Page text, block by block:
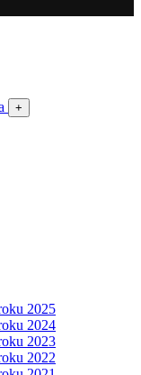
+
2025
2024
2023
2022